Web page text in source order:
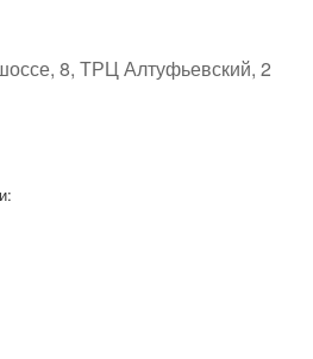
8, ТРЦ Алтуфьевский, 2